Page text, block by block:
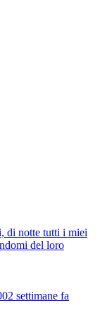
di notte tutti i miei
del loro
2 settimane fa